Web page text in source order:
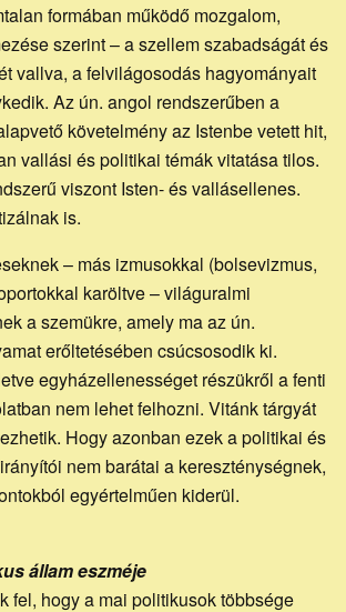
formában működő mozgalom,
szerint – a szellem szabadságát és
vallva, a felvilágosodás hagyományait
Az ún. angol rendszerűben a
követelmény az Istenbe vetett hit,
vallási és politikai témák vitatása tilos.
viszont Isten- és vallásellenes.
is.
– más izmusokkal (bolsevizmus,
karöltve – világuralmi
a szemükre, amely ma az ún.
erőltetésében csúcsosodik ki.
egyházellenességet részükről a fenti
nem lehet felhozni. Vitánk tárgyát
Hogy azonban ezek a politikai és
nem barátai a kereszténységnek,
egyértelműen kiderül.
állam eszméje
fel, hogy a mai politikusok többsége